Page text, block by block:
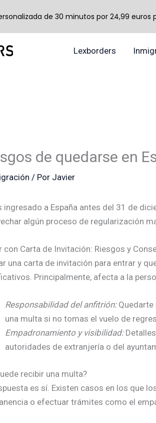
Lexborders
de quedarse en
/ Por Javier
ingresado a España antes del 31 de
algún proceso de regularización
con Carta de Invitación: Riesgos y
una carta de invitación para entrar y
Principalmente, afecta a la
Responsabilidad del anfitrión:Quedarte
una multa si no tomas el vuelo de
Empadronamiento y visibilidad:
autoridades de extranjería o del
recibir una multa?
es sí. Existen casos en los que
o efectuar trámites como el
de 30 minutos por 24,99